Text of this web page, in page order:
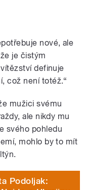
nové, ale
je čistým
definuje
což není totéž.“
mužici svému
ale nikdy mu
svého pohledu
mohlo by to mít
Podoljak: